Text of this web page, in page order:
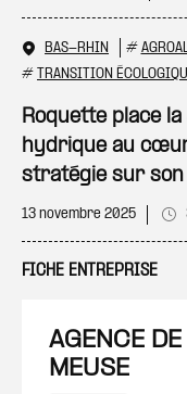
BAS-RHIN #
# TRANSITION
Roquette place
hydrique au
stratégie sur son
13 novembre 2025
FICHE ENTREPRISE
AGENCE
MEUSE